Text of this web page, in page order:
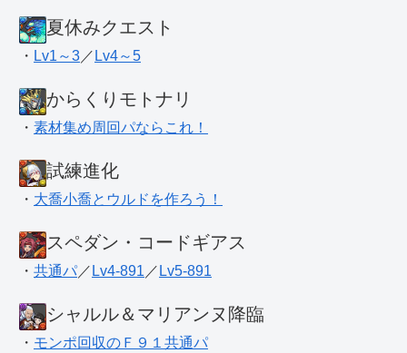
夏休みクエスト
・ Lv1～3 ／ Lv4～5
からくりモトナリ
・ 素材集め周回パならこれ！
試練進化
・ 大喬小喬とウルドを作ろう！
スペダン・コードギアス
・ 共通パ ／ Lv4-891 ／ Lv5-891
シャルル＆マリアンヌ降臨
・ モンポ回収のＦ９１共通パ